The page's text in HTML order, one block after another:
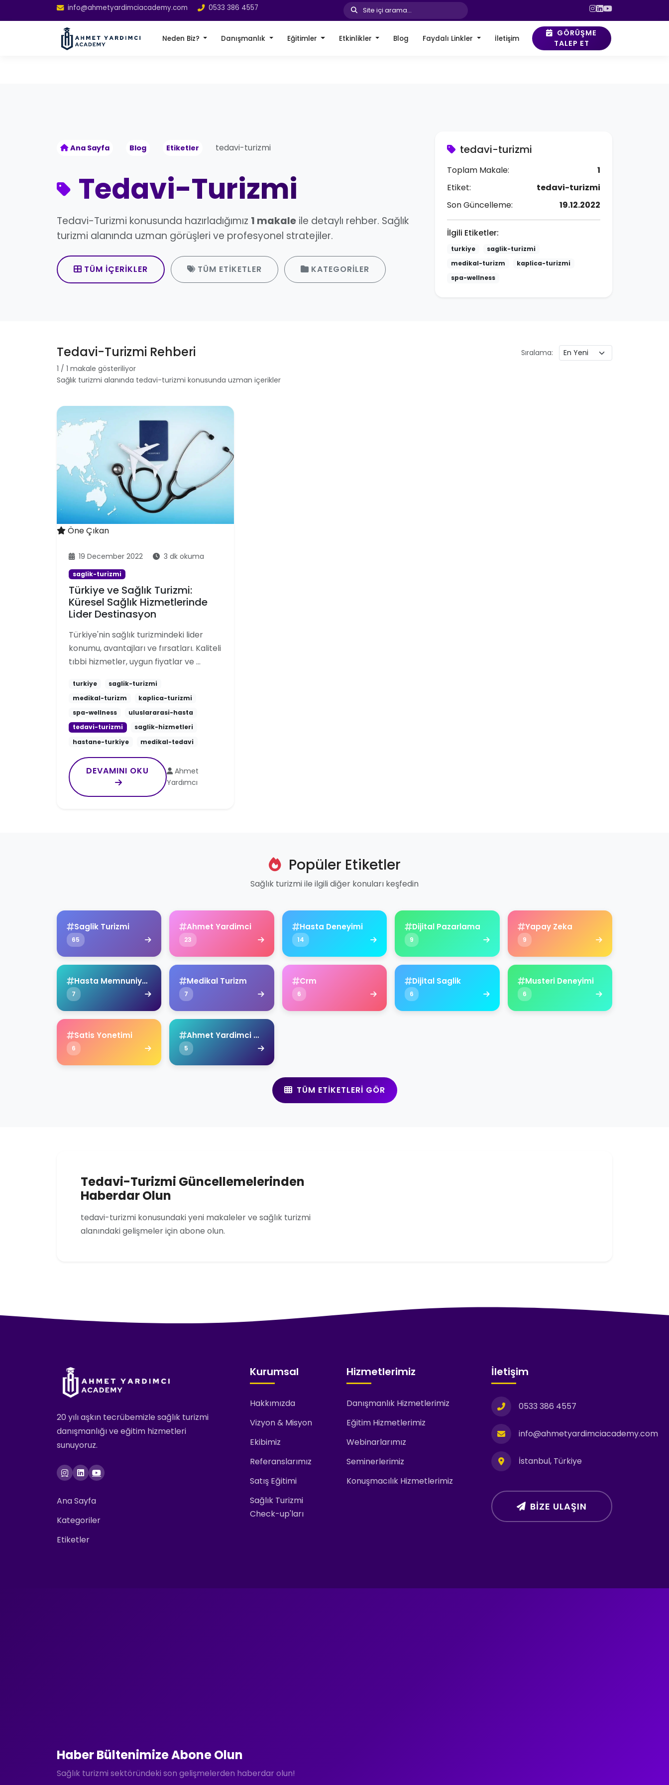
info@ahmetyardimciacademy.com 0533 386 4557 Site içi arama...
Neden Biz? Danışmanlık Eğitimler Etkinlikler Blog Faydalı Linkler İletişim
GÖRÜŞME
TALEP ET
Ana Sayfa Blog Etiketler tedavi-turizmi
Tedavi-Turizmi
Tedavi-Turizmi konusunda hazırladığımız 1 makale ile detaylı rehber. Sağlık
turizmi alanında uzman görüşleri ve profesyonel stratejiler.
TÜM İÇERIKLER TÜM ETIKETLER KATEGORILER
tedavi-turizmi
Toplam Makale:
1
Etiket:
tedavi-turizmi
Son Güncelleme:
19.12.2022
İlgili Etiketler:
turkiye
saglik-turizmi
medikal-turizm
kaplica-turizmi
spa-wellness
Tedavi-Turizmi Rehberi
1 / 1 makale gösteriliyor
Sağlık turizmi alanında tedavi-turizmi konusunda uzman içerikler
Sıralama:
Öne Çıkan
19 December 2022 3 dk okuma
saglik-turizmi
Türkiye ve Sağlık Turizmi:
Küresel Sağlık Hizmetlerinde
Lider Destinasyon
Türkiye'nin sağlık turizmindeki lider
konumu, avantajları ve fırsatları. Kaliteli
tıbbi hizmetler, uygun fiyatlar ve …
turkiye
saglik-turizmi
medikal-turizm
kaplica-turizmi
spa-wellness
uluslararasi-hasta
tedavi-turizmi
saglik-hizmetleri
hastane-turkiye
medikal-tedavi
DEVAMINI OKU
Ahmet
Yardımcı
Popüler Etiketler
Sağlık turizmi ile ilgili diğer konuları keşfedin
Saglik Turizmi
65
Ahmet Yardimci
23
Hasta Deneyimi
14
Dijital Pazarlama
9
Yapay Zeka
9
Hasta Memnuniyeti
7
Medikal Turizm
7
Crm
6
Dijital Saglik
6
Musteri Deneyimi
6
Satis Yonetimi
6
Ahmet Yardimci Academy
5
TÜM ETIKETLERI GÖR
Tedavi-Turizmi Güncellemelerinden
Haberdar Olun
tedavi-turizmi konusundaki yeni makaleler ve sağlık turizmi
alanındaki gelişmeler için abone olun.
20 yılı aşkın tecrübemizle sağlık turizmi
danışmanlığı ve eğitim hizmetleri
sunuyoruz.
Ana Sayfa
Kategoriler
Etiketler
Kurumsal
Hakkımızda
Vizyon & Misyon
Ekibimiz
Referanslarımız
Satış Eğitimi
Sağlık Turizmi
Check-up'ları
Hizmetlerimiz
Danışmanlık Hizmetlerimiz
Eğitim Hizmetlerimiz
Webinarlarımız
Seminerlerimiz
Konuşmacılık Hizmetlerimiz
İletişim
0533 386 4557
info@ahmetyardimciacademy.com
İstanbul, Türkiye
BIZE ULAŞIN
Haber Bültenimize Abone Olun
Sağlık turizmi sektöründeki son gelişmelerden haberdar olun!